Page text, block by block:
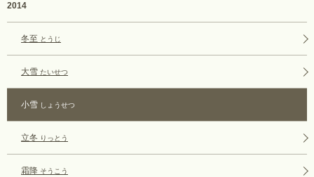
2014
冬至 とうじ
大雪 たいせつ
小雪 しょうせつ
立冬 りっとう
霜降 そうこう